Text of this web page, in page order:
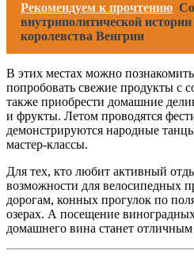
Рекомендуем к прочтению
внутриполитической истории
королевства Венгрии
В этих местах можно
попробовать свежие продукты с
также приобрести домашние
и фрукты. Летом проводятся
демонстрируются народные
мастер-классы.
Для тех, кто любит активный
возможности для велосипедных
дорогам, конных прогулок по
озерах. А посещение
домашнего вина станет